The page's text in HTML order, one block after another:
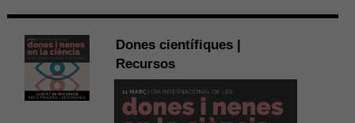
Dones científiques |
Recursos